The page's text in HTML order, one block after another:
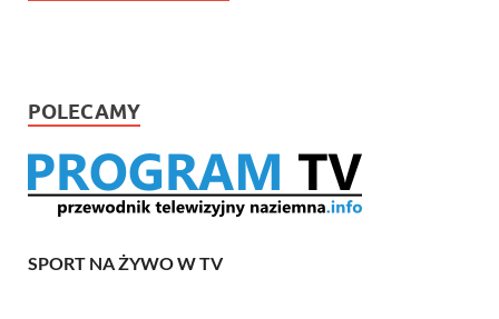
POLECAMY
SPORT NA ŻYWO W TV